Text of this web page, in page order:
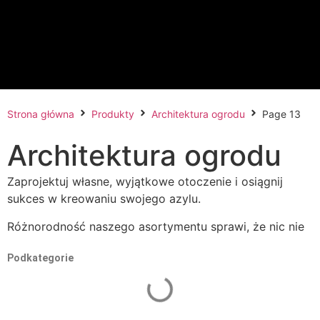
Strona główna Produkty Architektura ogrodu Page 13
Architektura ogrodu
Zaprojektuj własne, wyjątkowe otoczenie i osiągnij
sukces w kreowaniu swojego azylu.
Różnorodność naszego asortymentu sprawi, że nic nie
satysfakcja z własnej aranżacji przydomowego ogrodu
będzie powodem do dumy. W razie potrzeby chętnie
służymy radą i profesjonalnym wsparciem. Wspólnie
Podkategorie